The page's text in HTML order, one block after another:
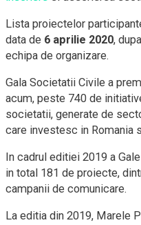
Lista proiectelor
data de 6 aprilie 2020,
echipa de organizare.
Gala Societatii Civile a
acum, peste 740 de
societatii, generate de
care investesc in Romania
In cadrul editiei 2019 a
in total 181 de proiecte,
campanii de comunicare.
La editia din 2019, Marele